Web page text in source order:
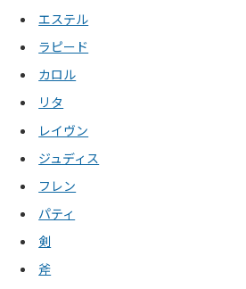
エステル
ラピード
カロル
リタ
レイヴン
ジュディス
フレン
パティ
剣
斧